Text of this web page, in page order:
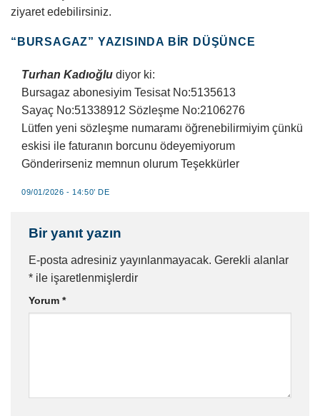
ziyaret edebilirsiniz.
“ BURSAGAZ” YAZISINDA BIR DÜŞÜNCE
Turhan Kadıoğlu diyor ki:
Bursagaz abonesiyim Tesisat No:5135613
Sayaç No:51338912 Sözleşme No:2106276
Lütfen yeni sözleşme numaramı öğrenebilirmiyim çünkü
eskisi ile faturanın borcunu ödeyemiyorum
Gönderirseniz memnun olurum Teşekkürler
09/01/2026 - 14:50’ DE
Bir yanıt yazın
E-posta adresiniz yayınlanmayacak. Gerekli alanlar
* ile işaretlenmişlerdir
Yorum *